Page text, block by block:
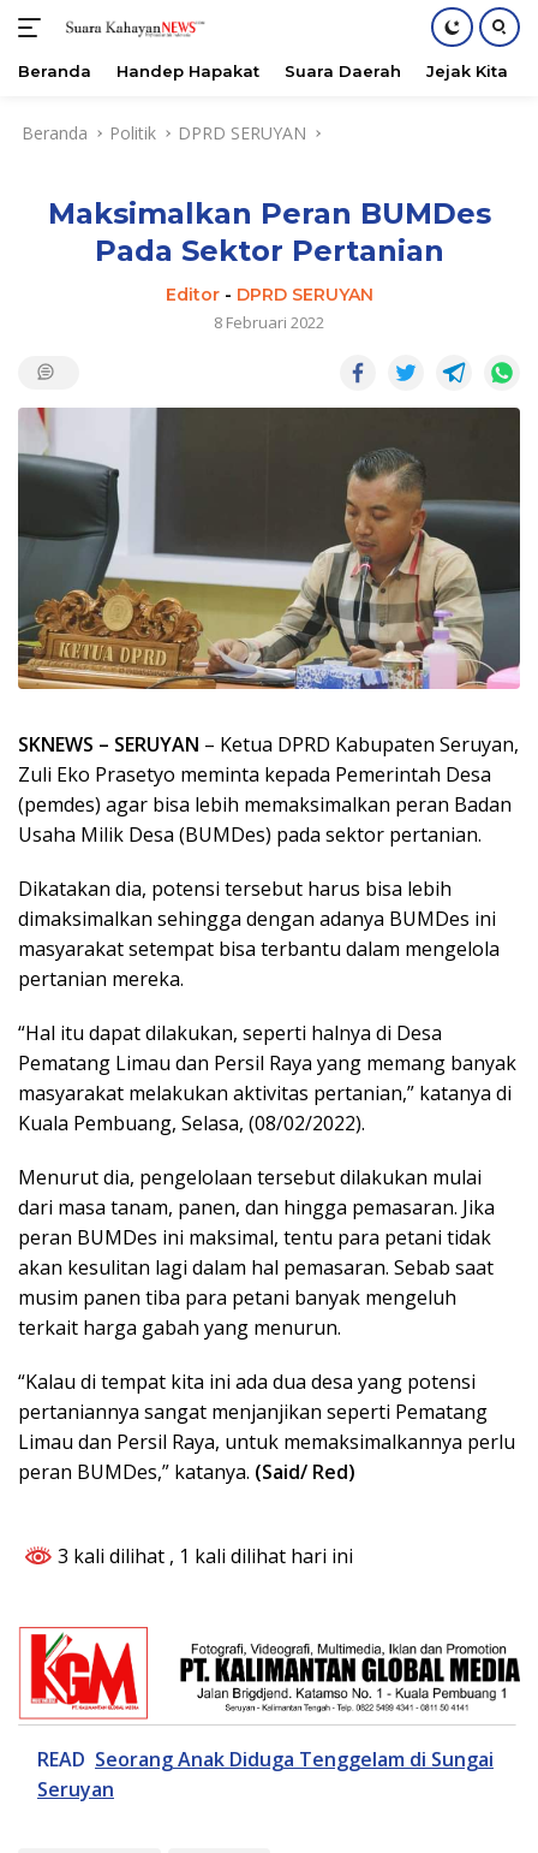
Beranda Handep Hapakat Suara Daerah Jejak Kita
Beranda Politik DPRD SERUYAN
Maksimalkan Peran BUMDes
Pada Sektor Pertanian
Editor- DPRD SERUYAN
8 Februari 2022
SKNEWS – SERUYAN – Ketua DPRD Kabupaten Seruyan,
Zuli Eko Prasetyo meminta kepada Pemerintah Desa
(pemdes) agar bisa lebih memaksimalkan peran Badan
Usaha Milik Desa (BUMDes) pada sektor pertanian.
Dikatakan dia, potensi tersebut harus bisa lebih
dimaksimalkan sehingga dengan adanya BUMDes ini
masyarakat setempat bisa terbantu dalam mengelola
pertanian mereka.
“Hal itu dapat dilakukan, seperti halnya di Desa
Pematang Limau dan Persil Raya yang memang banyak
masyarakat melakukan aktivitas pertanian,” katanya di
Kuala Pembuang, Selasa, (08/02/2022).
Menurut dia, pengelolaan tersebut dilakukan mulai
dari masa tanam, panen, dan hingga pemasaran. Jika
peran BUMDes ini maksimal, tentu para petani tidak
akan kesulitan lagi dalam hal pemasaran. Sebab saat
musim panen tiba para petani banyak mengeluh
terkait harga gabah yang menurun.
“Kalau di tempat kita ini ada dua desa yang potensi
pertaniannya sangat menjanjikan seperti Pematang
Limau dan Persil Raya, untuk memaksimalkannya perlu
peran BUMDes,” katanya. (Said/ Red)
3 kali dilihat , 1 kali dilihat hari ini
READ Seorang Anak Diduga Tenggelam di Sungai
Seruyan